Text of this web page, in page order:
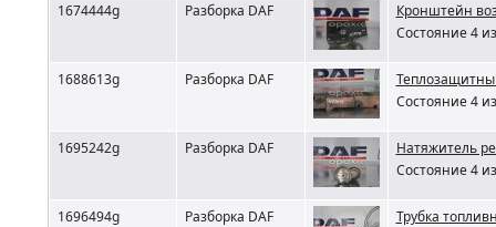
1674444g Разборка DAF
Кронштейн
Состояние 4
1688613g Разборка DAF
Состояние 4
1695242g Разборка DAF
Натяжитель
Состояние 4
1696494g Разборка DAF
Трубка